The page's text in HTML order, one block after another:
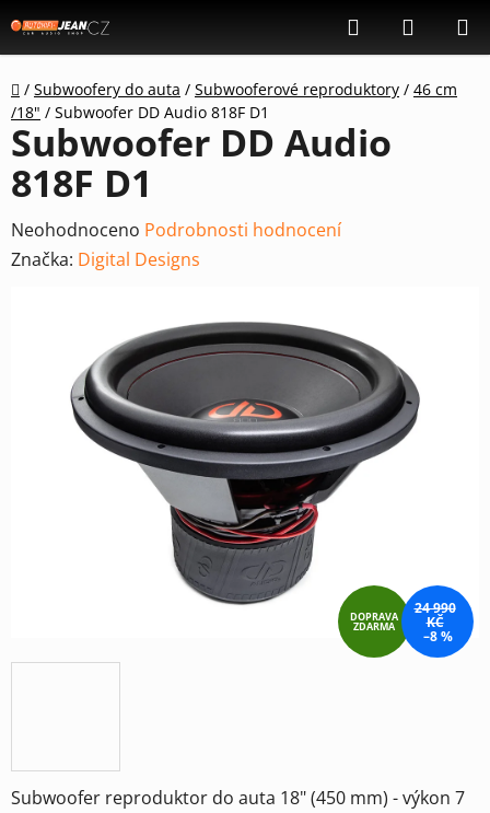
na
obsah
Hledat
KOŠÍK
Domů
/ Subwoofery do auta / Subwooferové reproduktory / 46 cm
/18" / Subwoofer DD Audio 818F D1
Subwoofer reproduktor do auta 18" (450 mm) - výkon 7
Subwoofer DD Audio
818F D1
Průměrné
hodnocení
hvězdiček.
Neohodnoceno Podrobnosti hodnocení
Značka: Digital Designs
DOPRAVA
ZDARMA
24 990
KČ
–8 %